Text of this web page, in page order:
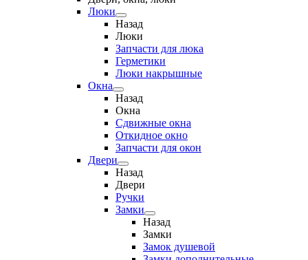
Люки
Назад
Люки
Запчасти для люка
Герметики
Люки накрышные
Окна
Назад
Окна
Сдвижные окна
Откидное окно
Запчасти для окон
Двери
Назад
Двери
Ручки
Замки
Назад
Замки
Замок душевой